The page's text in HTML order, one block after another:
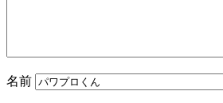
名前